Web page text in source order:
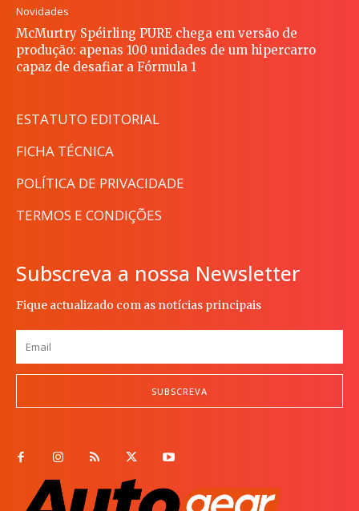
Novidades
McMurtry Spéirling PURE chega em versão de
produção: apenas 100 unidades de um hipercarro
capaz de desafiar a Fórmula 1
ESTATUTO EDITORIAL
FICHA TÉCNICA
POLÍTICA DE PRIVACIDADE
TERMOS E CONDIÇÕES
Subscreva a nossa Newsletter
Fique actualizado com as notícias principais
SUBSCREVA